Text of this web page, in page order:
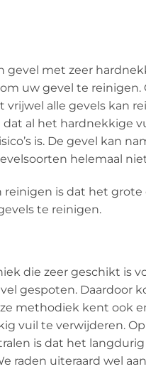
gevel met zeer
uw gevel te
vrijwel alle gevels kan
al het hardnekkige
is. De gevel kan
helemaal
reinigen is dat het
te reinigen.
die zeer geschikt is
gespoten. Daardoor
methodiek kent ook
vuil te verwijderen.
is dat het
raden uiteraard wel